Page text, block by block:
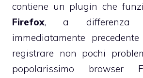
contiene un plugin che
Firefox, a differenza
immediatamente
registrare non pochi
popolarissimo browser